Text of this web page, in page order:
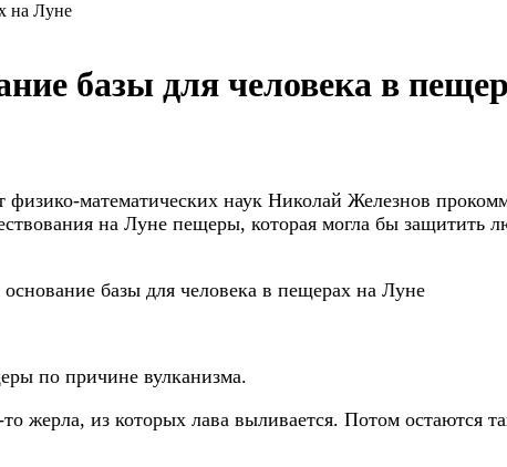
на Луне
базы для человека в
физико-математических наук Николай Железнов
на Луне пещеры, которая могла бы защитить
по причине вулканизма.
жерла, из которых лава выливается. Потом остаются